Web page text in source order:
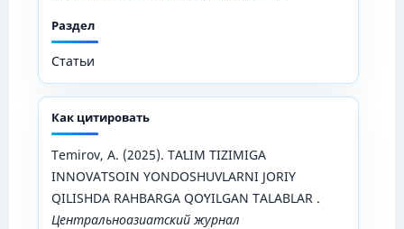
Раздел
Статьи
Как цитировать
Temirov, A. (2025). TAʻLIM TIZIMIGA
INNOVATSOIN YONDOSHUVLARNI JORIY
QILISHDA RAHBARGA QOʻYILGAN TALABLAR .
Центральноазиатский журнал